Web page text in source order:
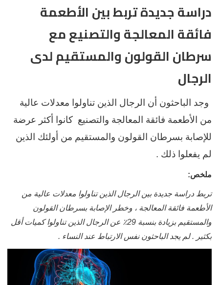
دراسة جديدة تربط بين الأطعمة
فائقة المعالجة والتصنيع مع
سرطان القولون والمستقيم لدى
الرجال
وجد الباحثون أن الرجال الذين تناولوا معدلات عالية
من الأطعمة فائقة المعالجة والتصنيع كانوا أكثر عرضة
للإصابة بسرطان القولون والمستقيم من أولئك الذين
لم يفعلوا ذلك .
ملخص:
تربط دراسة جديدة بين الرجال الذين تناولوا معدلات عالية من
الأطعمة فائقة المعالجة ، وخطر الإصابة بسرطان القولون
والمستقيم بزيادة بنسبة 29٪ عن الرجال الذين تناولوا كميات أقل
بكثير . لم يجد الباحثون نفس الارتباط عند النساء .